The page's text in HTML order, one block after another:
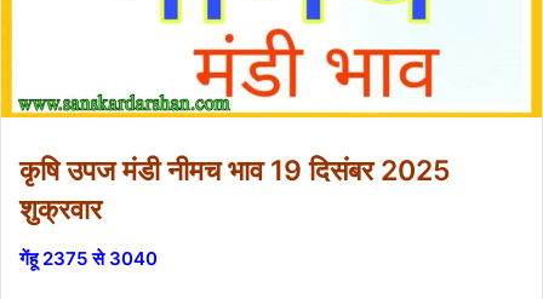
कृषि उपज मंडी नीमच भाव 19 दिसंबर 2025
शुक्रवार
गेंहू 2375 से 3040